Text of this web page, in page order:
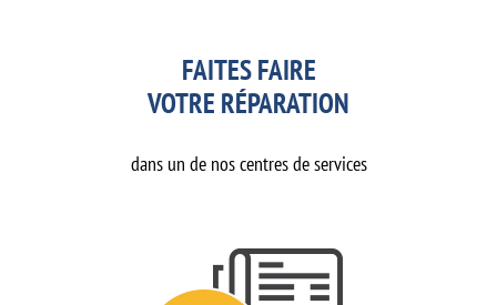
FAITES FAIRE
VOTRE RÉPARATION
dans un de nos centres de services